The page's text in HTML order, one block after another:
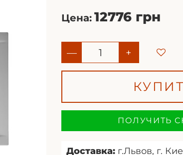
Цена: 12776 грн
— +
ПОЛУЧИТЬ
Доставка: г.Львов, г.